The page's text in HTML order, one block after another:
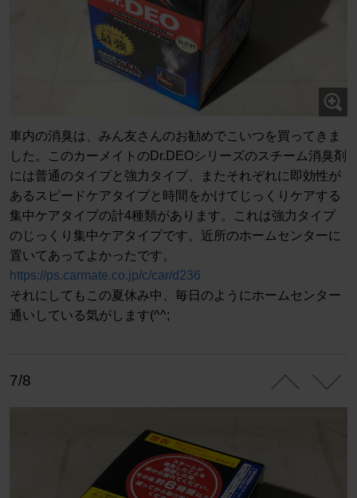
車内の消臭は、みん友さんのお勧めでこいつを買ってきま
した。このカーメイトのDr.DEOシリーズのスチーム消臭剤
には普通のタイプと強力タイプ、またそれぞれに即効性が
あるスピードケアタイプと時間をかけてじっくりケアする
集中ケアタイプの計4種類があります。これは強力タイプ
のじっくり集中ケアタイプです。近所のホームセンターに
置いてあってよかったです。
https://ps.carmate.co.jp/c/car/d236
それにしてもこの夏休み中、毎日のようにホームセンター
通いしている気がします(^^;
7/8